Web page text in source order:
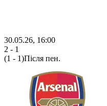
30.05.26, 16:00
2 - 1
(1 - 1)Після пен.